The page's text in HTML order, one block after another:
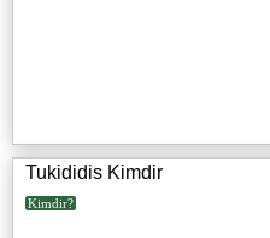
Tukididis Kimdir
Kimdir?